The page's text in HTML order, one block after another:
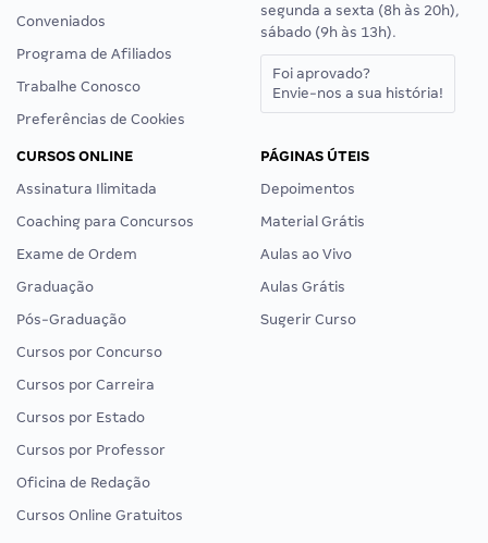
Conveniados
Programa de Afiliados
Trabalhe Conosco
Preferências de Cookies
segunda a sexta (8h às 20h),
sábado (9h às 13h).
Foi aprovado?
Envie-nos a sua história!
CURSOS ONLINE
Assinatura Ilimitada
Coaching para Concursos
Exame de Ordem
Graduação
Pós-Graduação
Cursos por Concurso
Cursos por Carreira
Cursos por Estado
Cursos por Professor
Oficina de Redação
Cursos Online Gratuitos
PÁGINAS ÚTEIS
Depoimentos
Material Grátis
Aulas ao Vivo
Aulas Grátis
Sugerir Curso